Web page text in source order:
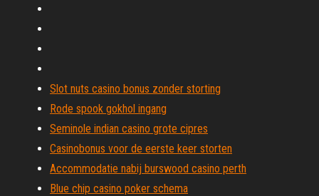
Slot nuts casino bonus zonder storting
Rode spook gokhol ingang
Seminole indian casino grote cipres
Casinobonus voor de eerste keer storten
Accommodatie nabij burswood casino perth
Blue chip casino poker schema